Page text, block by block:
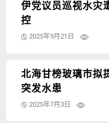
伊党议员巡视水灾
控
2025年9月21日
北海甘榜玻璃市拟
突发水患
2025年7月3日